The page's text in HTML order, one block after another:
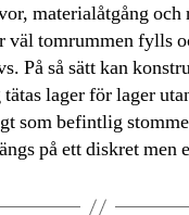
materialåtgång och
väl tomrummen fylls
På så sätt kan
lager för lager
som befintlig
på ett diskret men